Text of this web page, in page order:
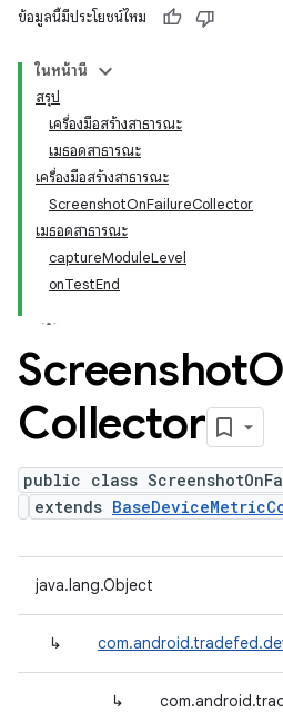
ข้อมูลนี้มีประโยชน์ไหม
ในหน้านี้
สรุป
เครื่องมือสร้างสาธารณะ
เมธอดสาธารณะ
เครื่องมือสร้างสาธารณะ
ScreenshotOnFailureCollector
เมธอดสาธารณะ
captureModuleLevel
onTestEnd
Screenshot
Collector
public class
extends
java.lang.Object
↳
↳